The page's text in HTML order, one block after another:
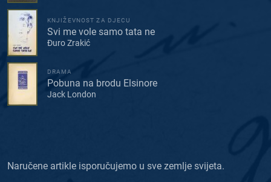
KNJIŽEVNOST ZA DJECU
Svi me vole samo tata ne
Đuro Zrakić
DRAMA
Pobuna na brodu Elsinore
Jack London
Naručene artikle isporučujemo u sve zemlje svijeta.